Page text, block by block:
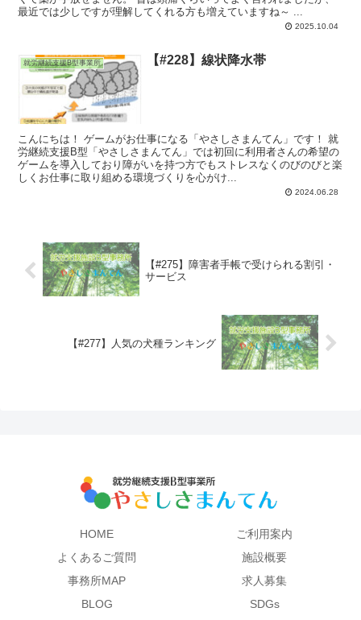
最近では少しですが理解してくれる方も増えていますね～ ...
2025.10.04
就労継続支援B型事業所 【#228】線状降水帯
こんにちは！ ゲームがお仕事になる「やさしさまんてん」です！ 就
労継続支援B型「やさしさまんてん」では初回に利用者さんの希望の
ゲームを導入しており障がいを持つ方でもストレスなくのびのびと楽
しくお仕事に取り組める環境づくりを心がけ...
2024.06.28
【#275】障害者手帳で受けられる割引・
サービス
【#277】人気の犬種ランキング
HOME
ご利用案内
よくあるご質問
施設概要
事務所MAP
求人募集
BLOG
SDGs